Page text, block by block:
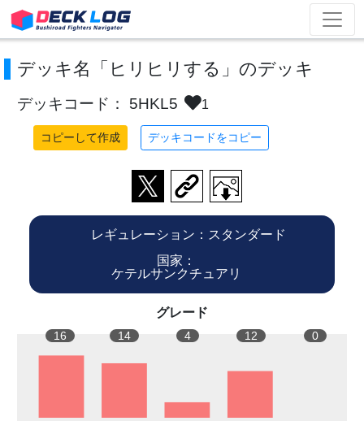
デッキ名「ヒリヒリする」のデッキ
デッキコード： 5HKL5 1
コピーして作成 デッキコードをコピー
レギュレーション：スタンダード
国家：
ケテルサンクチュアリ
グレード
16 14 4 12 0